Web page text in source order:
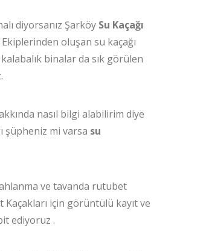
diyorsanız Şarköy Su Kaçağı
oluşan su kaçağı
binalar da sık görülen
nasıl bilgi alabilirim diye
şüpheniz mi varsa su
ve tavanda rutubet
Kaçakları için görüntülü kayıt ve
ediyoruz .